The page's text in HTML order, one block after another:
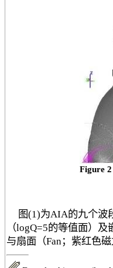
Figure 2
图(1)为AIA的九个波
（logQ=5的等值面）
与扇面（Fan；紫红色磁